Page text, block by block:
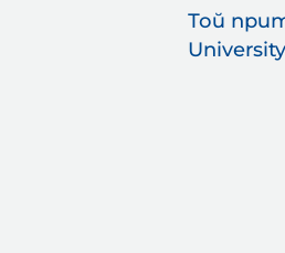
Той